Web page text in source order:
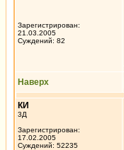
Зарегистрирован:
21.03.2005
Суждений: 82
Наверх
КИ
3Д
Зарегистрирован:
17.02.2005
Суждений: 52235